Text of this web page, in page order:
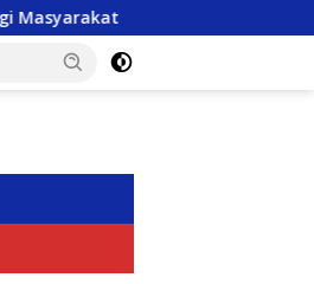
DPRD Kepri Gelar Paripurna